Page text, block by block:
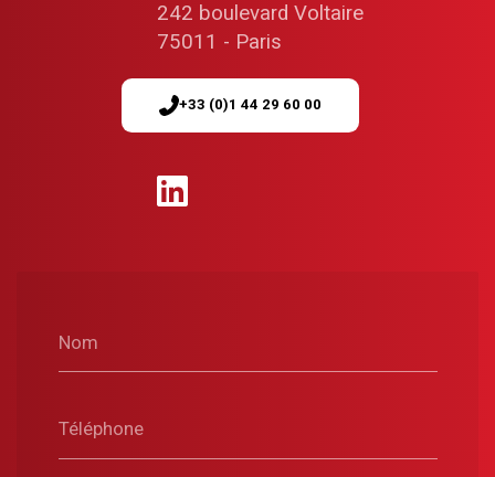
Nom
Téléphone
242 boulevard Voltaire
75011 - Paris
+33 (0)1 44 29 60 00